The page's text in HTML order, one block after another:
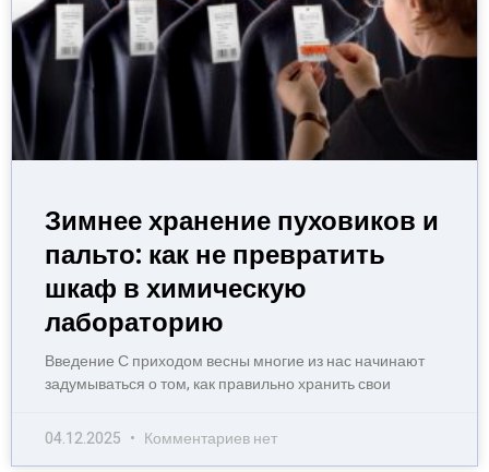
Зимнее хранение пуховиков и
пальто: как не превратить
шкаф в химическую
лабораторию
Введение С приходом весны многие из нас начинают
задумываться о том, как правильно хранить свои
04.12.2025 Комментариев нет